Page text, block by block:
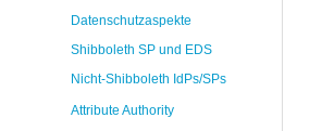
Datenschutzaspekte
Shibboleth SP und EDS
Nicht-Shibboleth IdPs/SPs
Attribute Authority